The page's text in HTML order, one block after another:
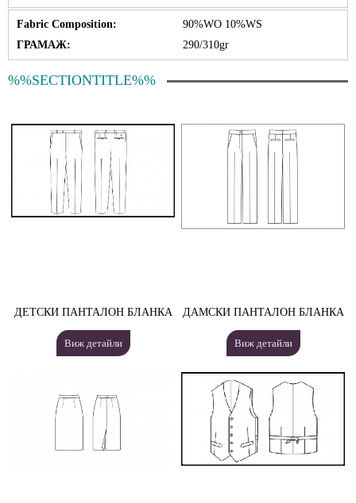
Fabric Composition:
90%WO 10%WS
ГРАМАЖ:
290/310gr
%%SECTIONTITLE%%
ДЕТСКИ ПАНТАЛОН БЛАНКА
Виж детайли
ДАМСКИ ПАНТАЛОН БЛАНКА
Виж детайли